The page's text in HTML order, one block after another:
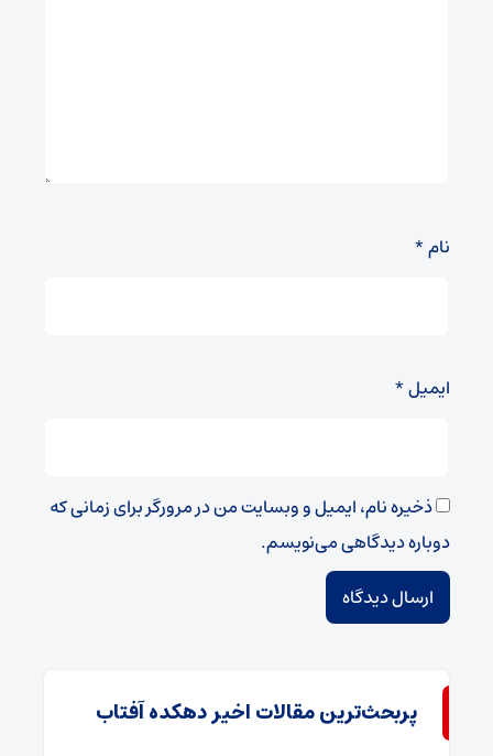
نام*
ایمیل*
ذخیره نام، ایمیل و وبسایت من در مرورگر برای زمانی که
دوباره دیدگاهی می‌نویسم.
پربحث‌ترین مقالات اخیر دهکده آفتاب